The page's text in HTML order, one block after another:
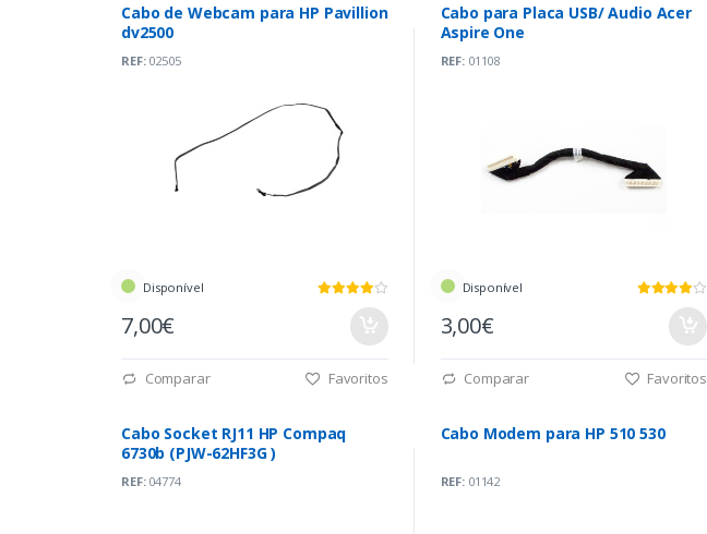
Cabo de Webcam para HP Pavillion
dv2500
REF:02505
Disponível
7,00€
Comparar Favoritos
Cabo para Placa USB/ Audio Acer
Aspire One
REF:01108
Disponível
3,00€
Comparar Favoritos
Cabo Socket RJ11 HP Compaq
6730b (PJW-62HF3G )
REF:04774
Cabo Modem para HP 510 530
REF:01142